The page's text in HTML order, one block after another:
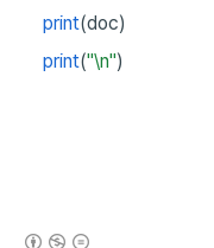
print(doc)
print("\n")